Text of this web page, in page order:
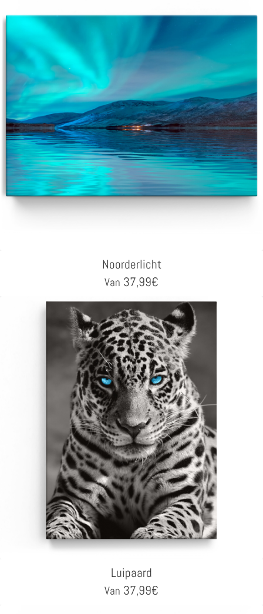
Noorderlicht
Van 37,99€
Luipaard
Van 37,99€